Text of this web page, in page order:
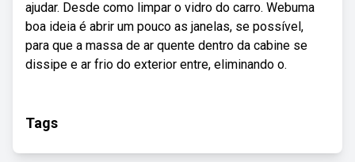
ajudar. Desde como limpar o vidro do carro. Webuma
boa ideia é abrir um pouco as janelas, se possível,
para que a massa de ar quente dentro da cabine se
dissipe e ar frio do exterior entre, eliminando o.
Tags